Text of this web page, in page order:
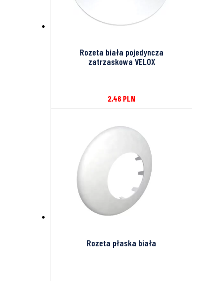
Rozeta biała pojedyncza
zatrzaskowa VELOX
2,46 PLN
Rozeta płaska biała